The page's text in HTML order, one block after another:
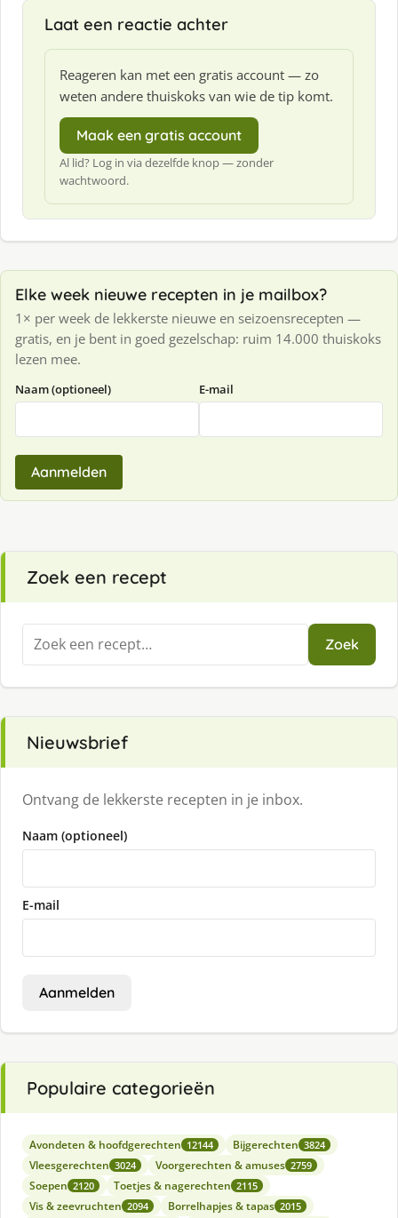
Laat een reactie achter
Reageren kan met een gratis account — zo
weten andere thuiskoks van wie de tip komt.
Maak een gratis account
Al lid? Log in via dezelfde knop — zonder
wachtwoord.
Elke week nieuwe recepten in je mailbox?
1× per week de lekkerste nieuwe en seizoensrecepten —
gratis, en je bent in goed gezelschap: ruim 14.000 thuiskoks
lezen mee.
Naam (optioneel) E-mail
Aanmelden
Zoek een recept
Zoeken
naar:
Zoek
Nieuwsbrief
Ontvang de lekkerste recepten in je inbox.
Naam (optioneel)
E-mail
Aanmelden
Populaire categorieën
Avondeten & hoofdgerechten 12144 Bijgerechten 3824
Vleesgerechten 3024 Voorgerechten & amuses 2759
Soepen 2120 Toetjes & nagerechten 2115
Vis & zeevruchten 2094 Borrelhapjes & tapas 2015